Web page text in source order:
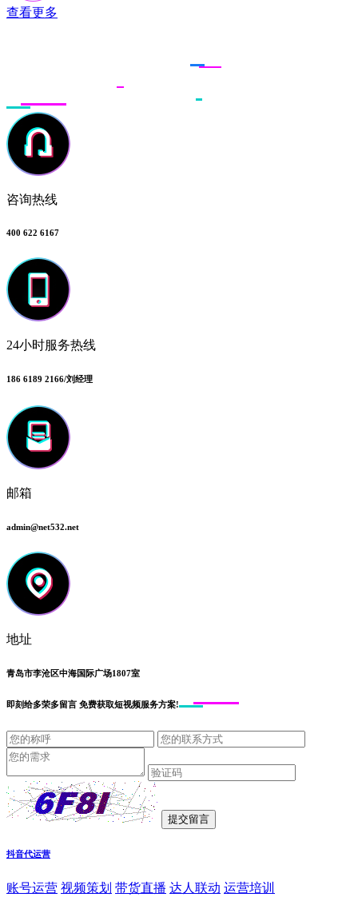
查看更多
咨询热线
400 622 6167
24小时服务热线
186 6189 2166/刘经理
邮箱
admin@net532.net
地址
青岛市李沧区中海国际广场1807室
即刻给多荣多留言 免费获取短视频服务方案!
抖音代运营
账号运营 视频策划 带货直播 达人联动 运营培训